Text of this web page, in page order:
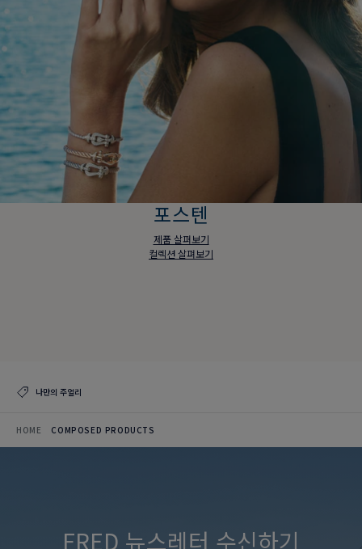
포스텐
제품 살펴보기
컬렉션 살펴보기
나만의 주얼리
HOME COMPOSED PRODUCTS
FRED 뉴스레터 수신하기